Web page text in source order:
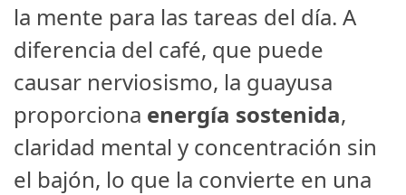
la mente para las tareas del día. A
diferencia del café, que puede
causar nerviosismo, la guayusa
proporciona energía sostenida,
claridad mental y concentración sin
el bajón, lo que la convierte en una